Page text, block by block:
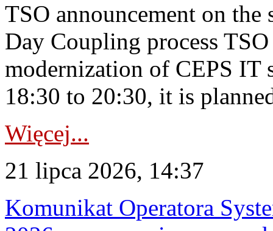
TSO announcement on
Day Coupling process
modernization of CEPS IT
18:30 to 20:30, it is
Więcej...
21 lipca 2026, 14:37
Komunikat Operatora